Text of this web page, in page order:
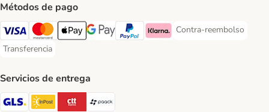
Métodos de pago
Visa Payment Method
Mastercard Payment Method
Apple Pay Payment Method
Google Pay Payment Method
PayPal Payment Method
Klarna Payment Method
Contra-reembolso
Contra-reembolso
Transferencia
Transferencia Payment Method
Servicios de entrega
GLS Shipping Method
InPost Shipping Method
CTTExpress Shipping Method
paack Shipping Method